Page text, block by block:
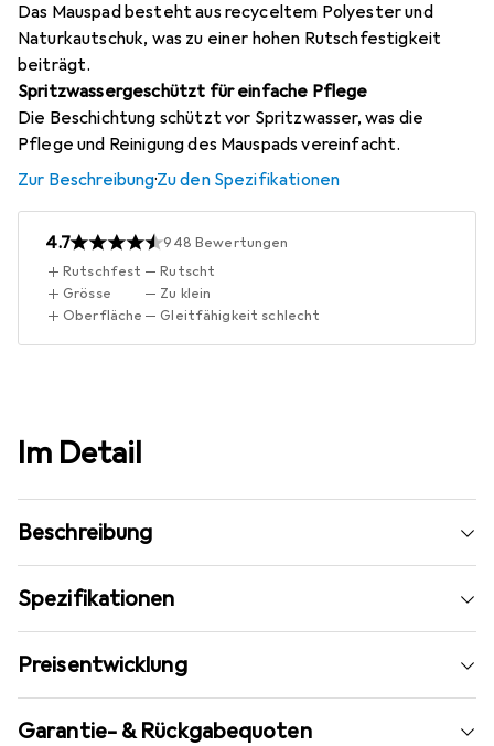
Das Mauspad besteht aus recyceltem Polyester und
Naturkautschuk, was zu einer hohen Rutschfestigkeit
beiträgt.
Spritzwassergeschützt für einfache Pflege
Die Beschichtung schützt vor Spritzwasser, was die
Pflege und Reinigung des Mauspads vereinfacht.
Zur Beschreibung·Zu den Spezifikationen
4.7 948 Bewertungen
Rutschfest
Grösse
Oberfläche
Rutscht
Zu klein
Gleitfähigkeit schlecht
Im Detail
Beschreibung
Spezifikationen
Preisentwicklung
Garantie- & Rückgabequoten